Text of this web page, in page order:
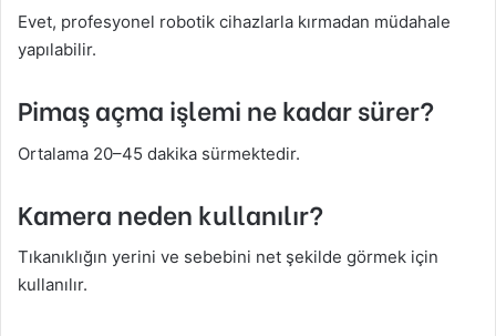
Evet, profesyonel robotik cihazlarla kırmadan müdahale
yapılabilir.
Pimaş açma işlemi ne kadar sürer?
Ortalama 20–45 dakika sürmektedir.
Kamera neden kullanılır?
Tıkanıklığın yerini ve sebebini net şekilde görmek için
kullanılır.